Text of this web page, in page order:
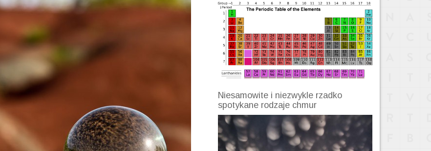
Niesamowite i niezwykle rzadko
spotykane rodzaje chmur